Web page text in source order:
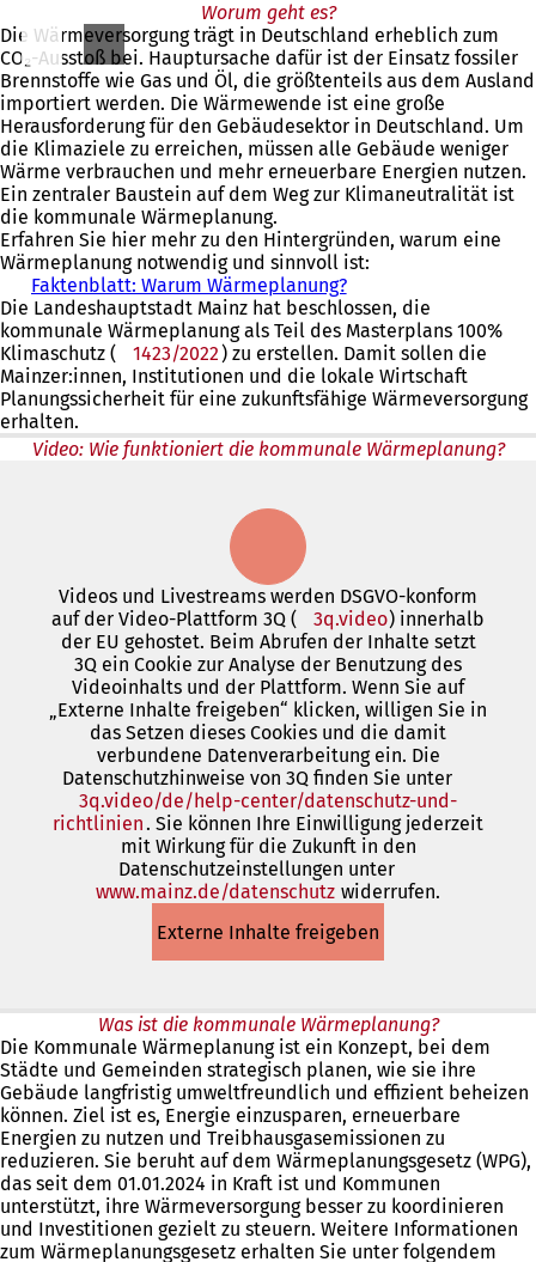
Worum geht es?
Die Wärmeversorgung trägt in Deutschland erheblich zum
CO₂-Ausstoß bei. Hauptursache dafür ist der Einsatz fossiler
Brennstoffe wie Gas und Öl, die größtenteils aus dem Ausland
importiert werden. Die Wärmewende ist eine große
Herausforderung für den Gebäudesektor in Deutschland. Um
die Klimaziele zu erreichen, müssen alle Gebäude weniger
Wärme verbrauchen und mehr erneuerbare Energien nutzen.
Ein zentraler Baustein auf dem Weg zur Klimaneutralität ist
die kommunale Wärmeplanung.
Erfahren Sie hier mehr zu den Hintergründen, warum eine
Wärmeplanung notwendig und sinnvoll ist:
Faktenblatt: Warum Wärmeplanung?(
Ö
f
f
n
e
i
n
e
u
e
n
T
a
b
)
Die Landeshauptstadt Mainz hat beschlossen, die
kommunale Wärmeplanung als Teil des Masterplans 100%
Klimaschutz (
1423/2022(Öffnet
in
einem
Tab)
) zu erstellen. Damit sollen die
Mainzer:innen, Institutionen und die lokale Wirtschaft
Planungssicherheit für eine zukunftsfähige Wärmeversorgung
erhalten.
in
einem
Video: Wie funktioniert die kommunale Wärmeplanung?
Videos und Livestreams werden DSGVO-konform
auf der Video-Plattform 3Q (
3q.video(Öffnet
in
einem
neuen
Tab)
) innerhalb
der EU gehostet. Beim Abrufen der Inhalte setzt
3Q ein Cookie zur Analyse der Benutzung des
Videoinhalts und der Plattform. Wenn Sie auf
„Externe Inhalte freigeben“ klicken, willigen Sie in
das Setzen dieses Cookies und die damit
verbundene Datenverarbeitung ein. Die
Datenschutzhinweise von 3Q finden Sie unter
3q.video/de/help-center/datenschutz-und-
richtlinien (Öffnet
in
einem
neuen
. Sie können Ihre Einwilligung jederzeit
mit Wirkung für die Zukunft in den
Datenschutzeinstellungen unter
www.mainz.de/datenschutz(Öffnet
einem
neuen
widerrufen.
Externe Inhalte freigeben
Was ist die kommunale Wärmeplanung?
Die Kommunale Wärmeplanung ist ein Konzept, bei dem
Städte und Gemeinden strategisch planen, wie sie ihre
Gebäude langfristig umweltfreundlich und effizient beheizen
können. Ziel ist es, Energie einzusparen, erneuerbare
Energien zu nutzen und Treibhausgasemissionen zu
reduzieren. Sie beruht auf dem Wärmeplanungsgesetz (WPG),
das seit dem 01.01.2024 in Kraft ist und Kommunen
unterstützt, ihre Wärmeversorgung besser zu koordinieren
und Investitionen gezielt zu steuern. Weitere Informationen
zum Wärmeplanungsgesetz erhalten Sie unter folgendem